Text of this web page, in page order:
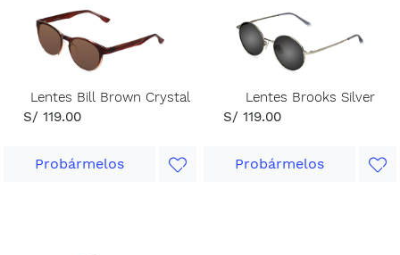
Lentes Bill Brown Crystal
S/ 119.00
Probármelos
Lentes Brooks Silver
S/ 119.00
Probármelos